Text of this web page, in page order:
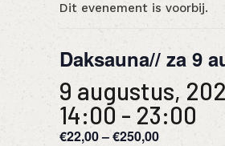
Dit evenement is voorbij.
Daksauna// za 9
9 augustus,
14:00 - 23:00
€22,00 – €250,00